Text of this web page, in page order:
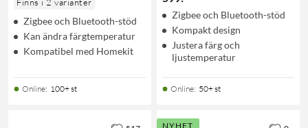
Zigbee och Bluetooth-stöd
Kan ändra färgtemperatur
Kompatibel med Homekit
Online: 100+ st
Zigbee och Bluetooth-stöd
Kompakt design
Justera färg och
ljustemperatur
Online: 50+ st
NYHET